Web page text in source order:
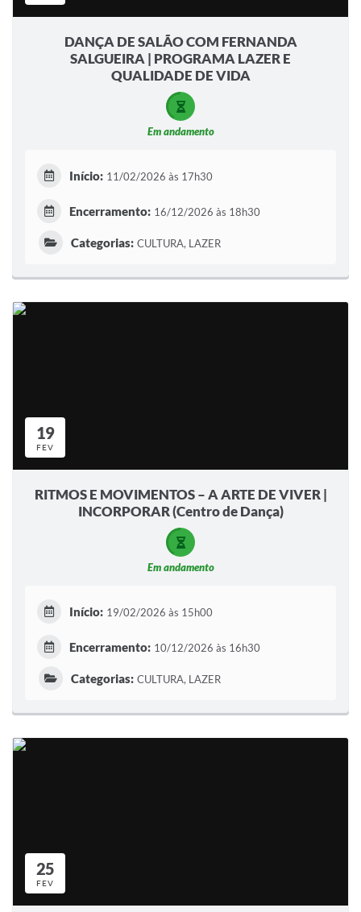
DANÇA DE SALÃO COM FERNANDA
SALGUEIRA | PROGRAMA LAZER E
QUALIDADE DE VIDA
Em andamento
Início: 11/02/2026 às 17h30
Encerramento: 16/12/2026 às 18h30
Categorias: CULTURA, LAZER
19
FEV
RITMOS E MOVIMENTOS – A ARTE DE VIVER |
INCORPORAR (Centro de Dança)
Em andamento
Início: 19/02/2026 às 15h00
Encerramento: 10/12/2026 às 16h30
Categorias: CULTURA, LAZER
25
FEV